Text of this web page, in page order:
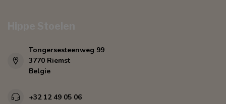
Tongersesteenweg 99
3770 Riemst
Belgie
+32 12 49 05 06